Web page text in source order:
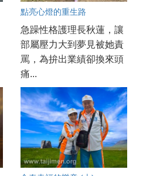
點亮心燈的重生路
急躁性格護理長秋蓮，讓
部屬壓力大到夢見被她責
罵，為拚出業績卻換來頭
痛...